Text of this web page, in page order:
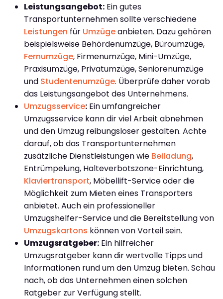
Leistungsangebot: Ein gutes
Transportunternehmen sollte verschiedene
Leistungen für Umzügeanbieten. Dazu gehören
beispielsweise Behördenumzüge, Büroumzüge,
Fernumzüge, Firmenumzüge, Mini-Umzüge,
Praxisumzüge, Privatumzüge, Seniorenumzüge
und Studentenumzüge. Überprüfe daher vorab
das Leistungsangebot des Unternehmens.
Umzugsservice: Ein umfangreicher
Umzugsservice kann dir viel Arbeit abnehmen
und den Umzug reibungsloser gestalten. Achte
darauf, ob das Transportunternehmen
zusätzliche Dienstleistungen wie Beiladung,
Entrümpelung, Halteverbotszone-Einrichtung,
Klaviertransport, Möbellift-Service oder die
Möglichkeit zum Mieten eines Transporters
anbietet. Auch ein professioneller
Umzugshelfer-Service und die Bereitstellung von
Umzugskartons können von Vorteil sein.
Umzugsratgeber: Ein hilfreicher
Umzugsratgeber kann dir wertvolle Tipps und
Informationen rund um den Umzug bieten. Schau
nach, ob das Unternehmen einen solchen
Ratgeber zur Verfügung stellt.